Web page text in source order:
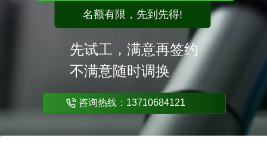
名额有限，先到先得!
先试工，满意再签约
不满意随时调换
咨询热线：13710684121